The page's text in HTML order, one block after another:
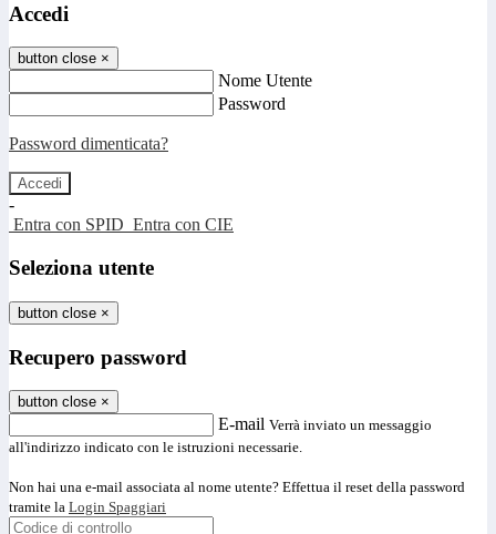
Accedi
button close ×
Nome Utente
Password
Password dimenticata?
-
Entra con SPID Entra con CIE
Seleziona utente
button close ×
Recupero password
button close ×
E-mail Verrà inviato un messaggio
all'indirizzo indicato con le istruzioni necessarie.
Non hai una e-mail associata al nome utente? Effettua il reset della password
tramite la Login Spaggiari